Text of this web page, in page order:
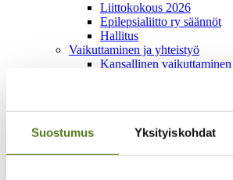
Suostumus Yksityiskohdat
Liittokokous 2026
Epilepsialiitto ry säännöt
Hallitus
Vaikuttaminen ja yhteistyö
Kansallinen vaikuttaminen
Vaikean epilepsian
Lausunnot ja kannanotot